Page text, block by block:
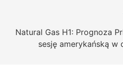
navigation
Natural Gas H1: Prognoza
sesję amerykańską w